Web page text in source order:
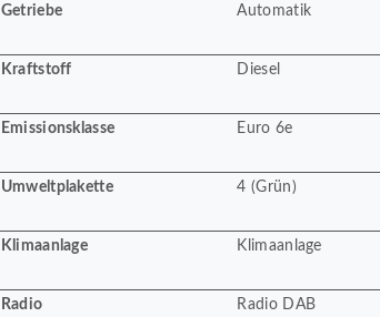
Getriebe Automatik
Kraftstoff Diesel
Emissionsklasse Euro 6e
Umweltplakette 4 (Grün)
Klimaanlage Klimaanlage
Radio Radio DAB